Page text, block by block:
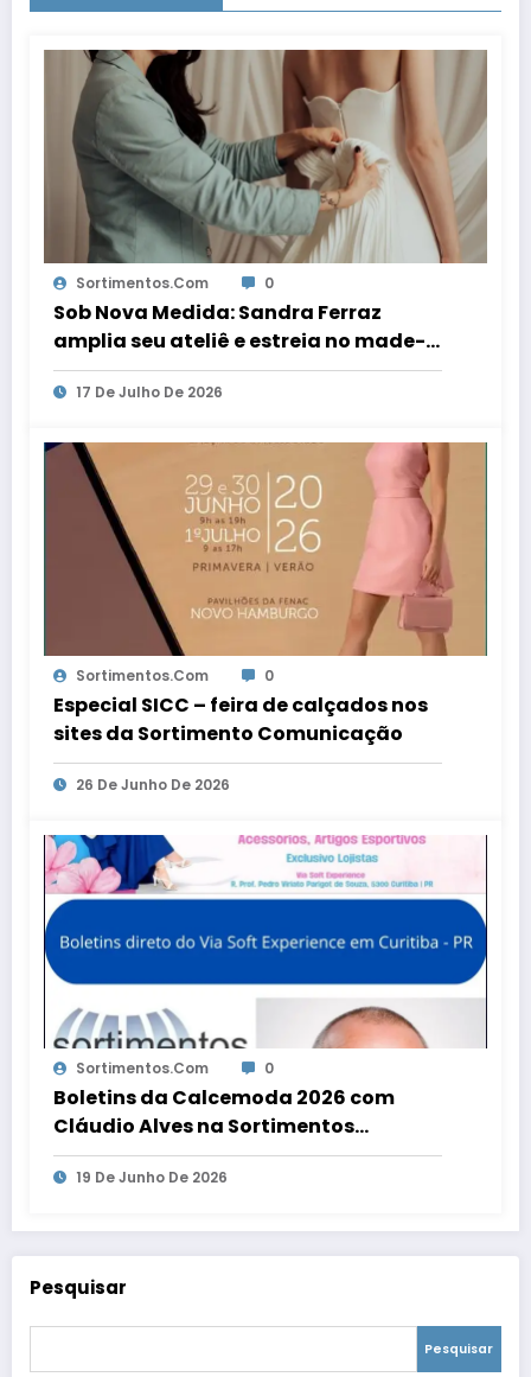
Sortimentos.com 0
Sob Nova Medida: Sandra Ferraz
amplia seu ateliê e estreia no made-
to-order
17 De Julho De 2026
Sortimentos.com 0
Especial SICC – feira de calçados nos
sites da Sortimento Comunicação
26 De Junho De 2026
Sortimentos.com 0
Boletins da Calcemoda 2026 com
Cláudio Alves na Sortimentos
WebRadio
19 De Junho De 2026
Pesquisar
Pesquisar